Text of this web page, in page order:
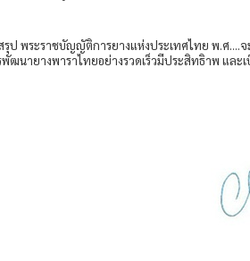
ป พระราชบัญญัติการยางแห่งประเทศไทย พ.ศ….จ
ฒนายางพาราไทยอย่างรวดเร็วมีประสิทธิาพ และ